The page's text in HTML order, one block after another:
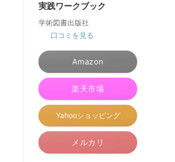
実践ワークブック
学術図書出版社
口コミを見る
Amazon
楽天市場
Yahooショッピング
メルカリ